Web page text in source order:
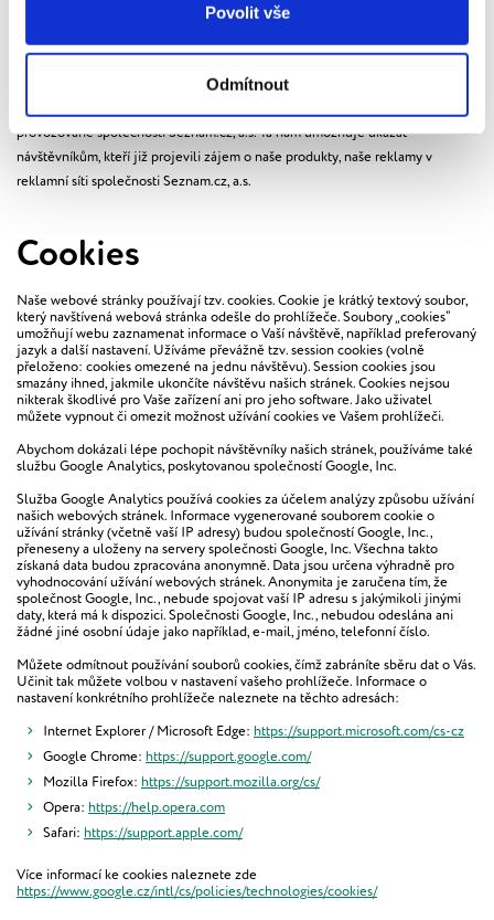
Povolit vše
Odmítnout
smlouvy jsou tyto osobní údaje zpracovány pro splnění právní povinnosti
správce, případně pro jiné účely dle získaných souhlasů klienta.
Naše webové stránky také využívají technologie retargetingu od služby Sklik
provozované společností Seznam.cz, a.s. Ta nám umožňuje ukázat
návštěvníkům, kteří již projevili zájem o naše produkty, naše reklamy v
reklamní síti společnosti Seznam.cz, a.s.
Cookies
Naše webové stránky používají tzv. cookies. Cookie je krátký textový soubor,
který navštívená webová stránka odešle do prohlížeče. Soubory „cookies“
umožňují webu zaznamenat informace o Vaší návštěvě, například preferovaný
jazyk a další nastavení. Užíváme převážně tzv. session cookies (volně
přeloženo: cookies omezené na jednu návštěvu). Session cookies jsou
smazány ihned, jakmile ukončíte návštěvu našich stránek. Cookies nejsou
nikterak škodlivé pro Vaše zařízení ani pro jeho software. Jako uživatel
můžete vypnout či omezit možnost užívání cookies ve Vašem prohlížeči.
Abychom dokázali lépe pochopit návštěvníky našich stránek, používáme také
službu Google Analytics, poskytovanou společností Google, Inc.
Služba Google Analytics používá cookies za účelem analýzy způsobu užívání
našich webových stránek. Informace vygenerované souborem cookie o
užívání stránky (včetně vaší IP adresy) budou společností Google, Inc.,
přeneseny a uloženy na servery společnosti Google, Inc. Všechna takto
získaná data budou zpracována anonymně. Data jsou určena výhradně pro
vyhodnocování užívání webových stránek. Anonymita je zaručena tím, že
společnost Google, Inc., nebude spojovat vaší IP adresu s jakýmikoli jinými
daty, která má k dispozici. Společnosti Google, Inc., nebudou odeslána ani
žádné jiné osobní údaje jako například, e-mail, jméno, telefonní číslo.
Můžete odmítnout používání souborů cookies, čímž zabráníte sběru dat o Vás.
Učinit tak můžete volbou v nastavení vašeho prohlížeče. Informace o
nastavení konkrétního prohlížeče naleznete na těchto adresách:
Internet Explorer / Microsoft Edge: https://support.microsoft.com/cs-cz
Google Chrome: https://support.google.com/
Mozilla Firefox: https://support.mozilla.org/cs/
Opera: https://help.opera.com
Safari: https://support.apple.com/
Více informací ke cookies naleznete zde
https://www.google.cz/intl/cs/policies/technologies/cookies/